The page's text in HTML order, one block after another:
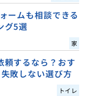
ームも相談できる
グ5選
家
頼するなら？おす
敗しない選び方
トイレ